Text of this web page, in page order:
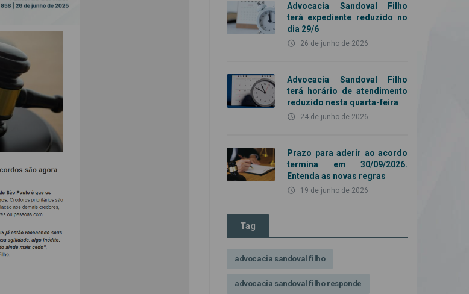
Advocacia Sandoval Filho
terá expediente reduzido no
dia 29/6
access_time 26 de junho de 2026
Advocacia Sandoval Filho
terá horário de atendimento
reduzido nesta quarta-feira
access_time 24 de junho de 2026
Prazo para aderir ao acordo
termina em 30/09/2026.
Entenda as novas regras
access_time 19 de junho de 2026
Tag
advocacia sandoval filho
advocacia sandoval filho responde